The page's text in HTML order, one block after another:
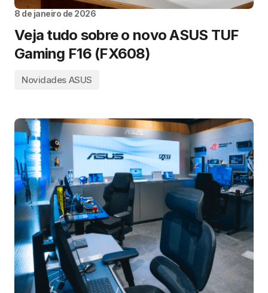
8 de janeiro de 2026
Veja tudo sobre o novo ASUS TUF
Gaming F16 (FX608)
Novidades ASUS